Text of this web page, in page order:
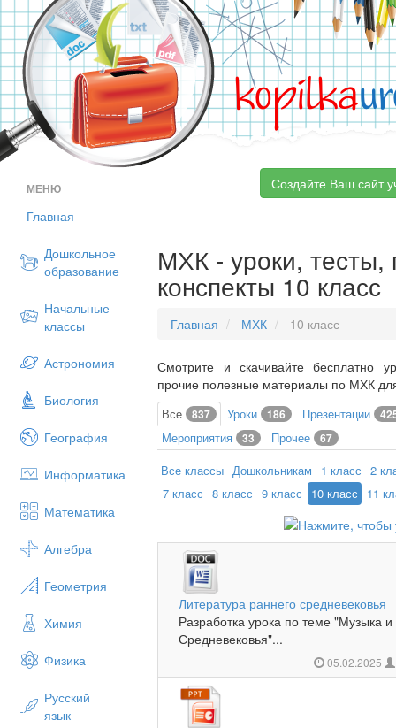
kopilka
МЕНЮ
Главная
Дошкольное
образование
Начальные
классы
Астрономия
Биология
География
Информатика
Математика
Алгебра
Геометрия
Химия
Физика
Русский
язык
Создайте Ваш сайт
МХК - уроки, тесты,
конспекты 10 класс
Главная МХК 10 класс
Смотрите и скачивайте бесплатно
прочие полезные материалы по МХК
Все 837 Уроки 186 Презентации
Мероприятия 33 Прочее 67
Все классы Дошкольникам 1 класс 2
7 класс 8 класс 9 класс 10 класс 11
Литература раннего средневековья
Разработка урока по теме "Музыка
Средневековья"...
05.02.2025